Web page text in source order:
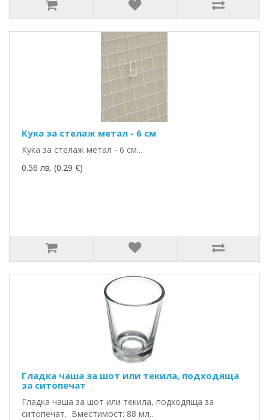
Кука за стелаж метал - 6 см
Кука за стелаж метал - 6 см...
0.56 лв. (0.29 €)
Гладка чаша за шот или текила, подходяща
за ситопечат
Гладка чаша за шот или текила, подходяща за
ситопечат. Вместимост: 88 мл..